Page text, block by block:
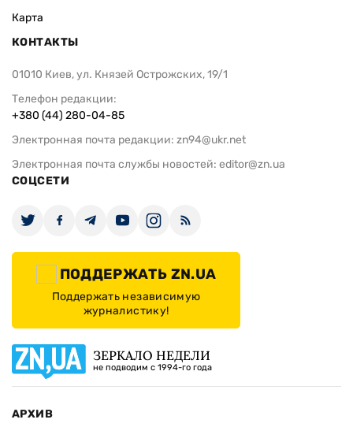
Карта
КОНТАКТЫ
01010 Киев, ул. Князей Острожских, 19/1
Телефон редакции:
+380 (44) 280-04-85
Электронная почта редакции: zn94@ukr.net
Электронная почта службы новостей: editor@zn.ua
СОЦСЕТИ
ПОДДЕРЖАТЬ ZN.UA
Поддержать независимую
журналистику!
ЗЕРКАЛО НЕДЕЛИ
не подводим с 1994-го года
АРХИВ